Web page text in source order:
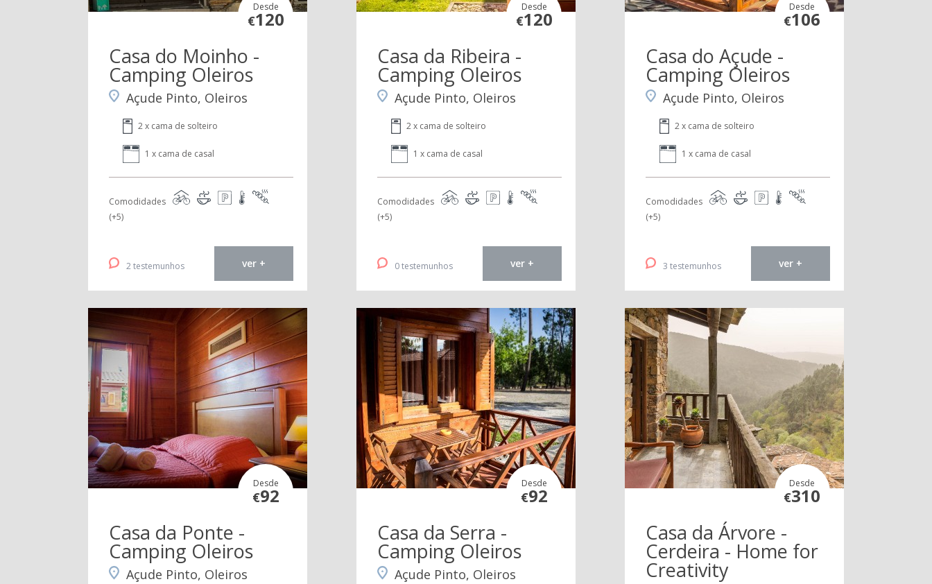
Desde
€120
Casa do Moinho -
Camping Oleiros
Açude Pinto, Oleiros
2 x cama de solteiro
1 x cama de casal
Comodidades
(+5)
2 testemunhos ver +
Desde
€120
Casa da Ribeira -
Camping Oleiros
Açude Pinto, Oleiros
2 x cama de solteiro
1 x cama de casal
Comodidades
(+5)
0 testemunhos ver +
Desde
€106
Casa do Açude -
Camping Oleiros
Açude Pinto, Oleiros
2 x cama de solteiro
1 x cama de casal
Comodidades
(+5)
3 testemunhos ver +
Desde
€92
Casa da Ponte -
Camping Oleiros
Açude Pinto, Oleiros
Desde
€92
Casa da Serra -
Camping Oleiros
Açude Pinto, Oleiros
Desde
€310
Casa da Árvore -
Cerdeira - Home for
Creativity